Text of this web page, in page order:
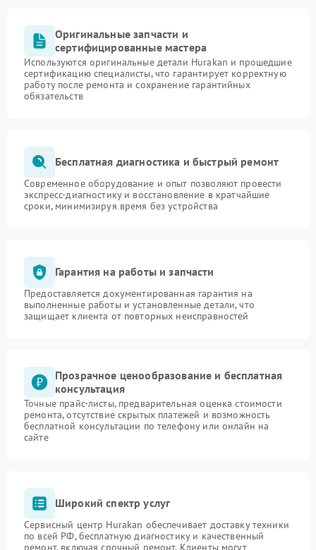
Оригинальные запчасти и
сертифицированные мастера
Используются оригинальные детали Hurakan и прошедшие
сертификацию специалисты, что гарантирует корректную
работу после ремонта и сохранение гарантийных
обязательств
Бесплатная диагностика и быстрый ремонт
Современное оборудование и опыт позволяют провести
экспресс-диагностику и восстановление в кратчайшие
сроки, минимизируя время без устройства
Гарантия на работы и запчасти
Предоставляется документированная гарантия на
выполненные работы и установленные детали, что
защищает клиента от повторных неисправностей
Прозрачное ценообразование и бесплатная
консультация
Точные прайс-листы, предварительная оценка стоимости
ремонта, отсутствие скрытых платежей и возможность
бесплатной консультации по телефону или онлайн на
сайте
Широкий спектр услуг
Сервисный центр Hurakan обеспечивает доставку техники
по всей РФ, бесплатную диагностику и качественный
ремонт, включая срочный ремонт. Клиенты могут